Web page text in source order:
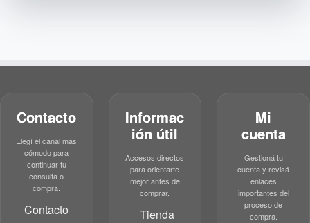
Contacto
Elegí el canal más
cómodo para
continuar tu
consulta o
compra.
Contacto
Informac
ión útil
Accesos directos
para orientarte
mejor antes de
comprar.
Tienda
Mi
cuenta
Gestioná tu
cuenta y revisá
enlaces
importantes del
proceso de
compra.